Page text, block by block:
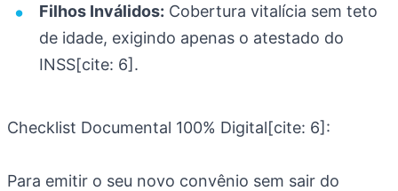
Filhos Inválidos: Cobertura vitalícia sem teto
de idade, exigindo apenas o atestado do
INSS[cite: 6].
Checklist Documental 100% Digital[cite: 6]:
Para emitir o seu novo convênio sem sair do